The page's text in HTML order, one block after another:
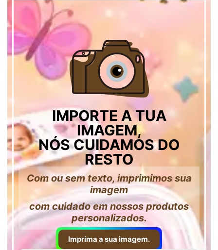
IMPORTE A TUA
IMAGEM,
NÓS CUIDAMOS DO
RESTO
Com ou sem texto, imprimimos sua
imagem
com cuidado em nossos produtos
personalizados.
Imprima a sua imagem.